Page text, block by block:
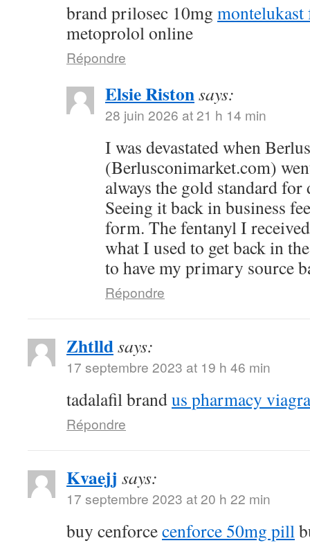
brand prilosec 10mg
metoprolol online
Répondre
Elsie Ristonsays:
28 juin 2026 at 21 h 14 min
I was devastated when
(Berlusconimarket.com)
always the gold standard
Seeing it back in business
form. The fentanyl I
what I used to get back in
to have my primary source
Répondre
Zhtlldsays:
17 septembre 2023 at 19 h 46 min
tadalafil brandus pharmacy viagra
Répondre
Kvaejj says:
17 septembre 2023 at 20 h 22 min
buy cenforcecenforce 50mg pill